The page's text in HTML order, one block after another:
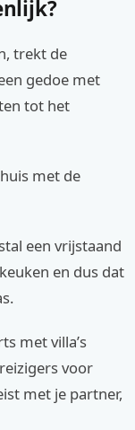
trekt de
gedoe met
tot het
met de
een vrijstaand
en dus dat
met villa’s
voor
met je partner,